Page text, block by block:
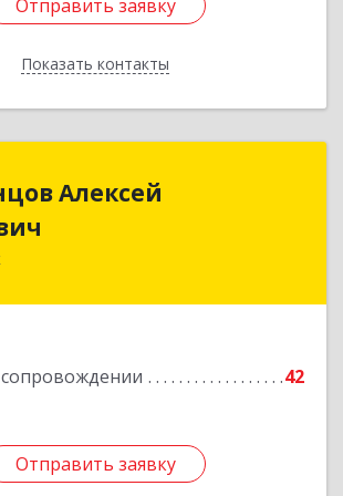
Отправить заявку
Показать контакты
Отправить заявку
Назад
Алексей
42
Отправить заявку
ИП Ляпунцов Алексей
Николаевич
Отправить заявку